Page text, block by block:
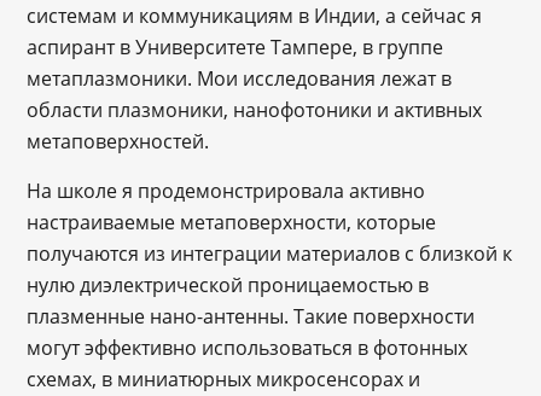
системам и коммуникациям в Индии, а сейчас я
аспирант в Университете Тампере, в группе
метаплазмоники. Мои исследования лежат в
области плазмоники, нанофотоники и активных
метаповерхностей.
На школе я продемонстрировала активно
настраиваемые метаповерхности, которые
получаются из интеграции материалов с близкой к
нулю диэлектрической проницаемостью в
плазменные нано-антенны. Такие поверхности
могут эффективно использоваться в фотонных
схемах, в миниатюрных микросенсорах и